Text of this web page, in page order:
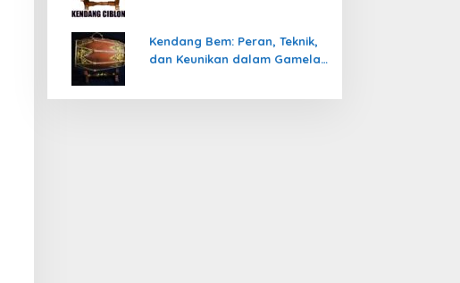
Kendang Bem: Peran, Teknik,
dan Keunikan dalam Gamelan